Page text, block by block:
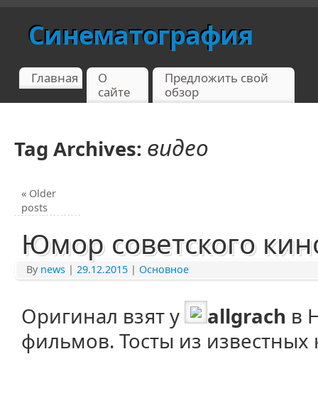
Синематография
Главная
О
сайте
Предложить свой
обзор
Tag Archives: видео
« Older
posts
Юмор советского
By news | 29.12.2015 | Основное
Оригинал взят у allgrach в
фильмов. Тосты из